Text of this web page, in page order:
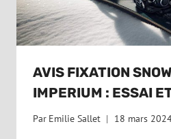
AVIS FIXATION
IMPERIUM : ESSAI
Par Emilie Sallet 18 mars